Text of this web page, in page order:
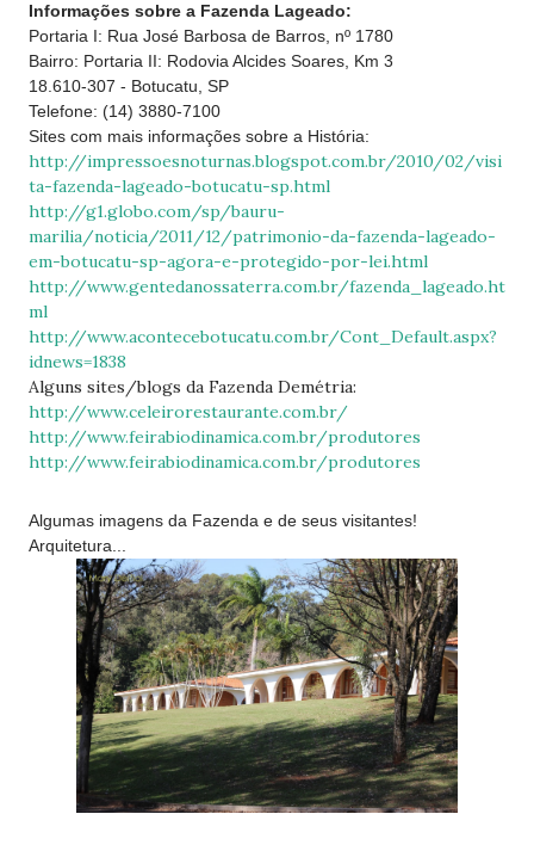
Informações sobre a Fazenda Lageado:
Portaria I: Rua José Barbosa de Barros, nº 1780
Bairro: Portaria II: Rodovia Alcides Soares, Km 3
18.610-307 - Botucatu, SP
Telefone: (14) 3880-7100
Sites com mais informações sobre a História:
http://impressoesnoturnas.blogspot.com.br/2010/02/visi
ta-fazenda-lageado-botucatu-sp.html
http://g1.globo.com/sp/bauru-
marilia/noticia/2011/12/patrimonio-da-fazenda-lageado-
em-botucatu-sp-agora-e-protegido-por-lei.html
http://www.gentedanossaterra.com.br/fazenda_lageado.ht
ml
http://www.acontecebotucatu.com.br/Cont_Default.aspx?
idnews=1838
Alguns sites/blogs da Fazenda Demétria:
http://www.celeirorestaurante.com.br/
http://www.feirabiodinamica.com.br/produtores
http://www.feirabiodinamica.com.br/produtores
Algumas imagens da Fazenda e de seus visitantes!
Arquitetura...